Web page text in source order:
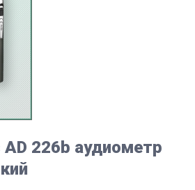
226b аудиометр